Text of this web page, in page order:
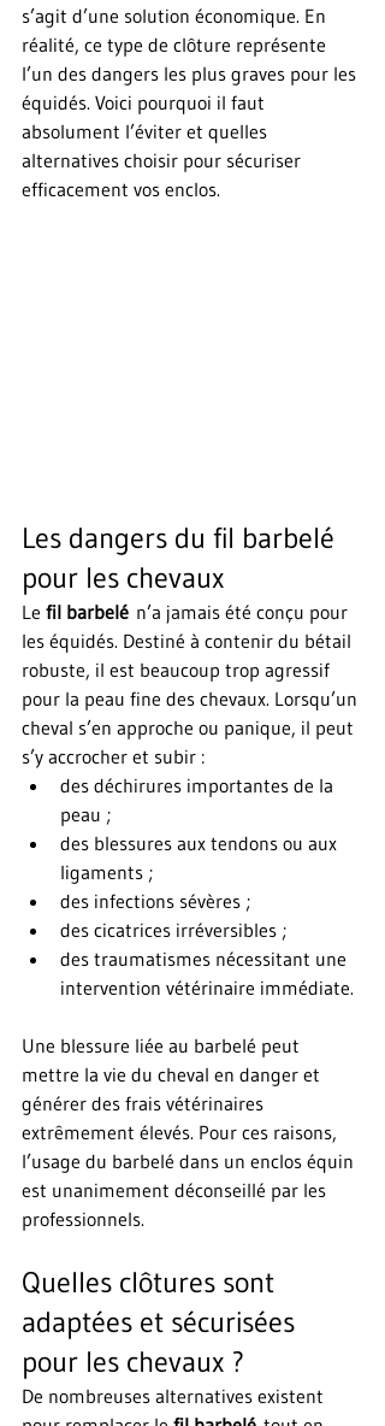
s’agit d’une solution économique. En
réalité, ce type de clôture représente
l’un des dangers les plus graves pour les
équidés. Voici pourquoi il faut
absolument l’éviter et quelles
alternatives choisir pour sécuriser
efficacement vos enclos.
Les dangers du fil barbelé
pour les chevaux
Le fil barbelé n’a jamais été conçu pour
les équidés. Destiné à contenir du bétail
robuste, il est beaucoup trop agressif
pour la peau fine des chevaux. Lorsqu’un
cheval s’en approche ou panique, il peut
s’y accrocher et subir :
des déchirures importantes de la
peau ;
des blessures aux tendons ou aux
ligaments ;
des infections sévères ;
des cicatrices irréversibles ;
des traumatismes nécessitant une
intervention vétérinaire immédiate.
Une blessure liée au barbelé peut
mettre la vie du cheval en danger et
générer des frais vétérinaires
extrêmement élevés. Pour ces raisons,
l’usage du barbelé dans un enclos équin
est unanimement déconseillé par les
professionnels.
Quelles clôtures sont
adaptées et sécurisées
pour les chevaux ?
De nombreuses alternatives existent